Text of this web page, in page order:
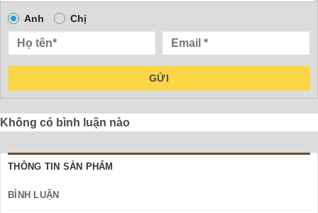
Anh Chị
GỬI
Không có bình luận nào
THÔNG TIN SẢN PHẨM
BÌNH LUẬN